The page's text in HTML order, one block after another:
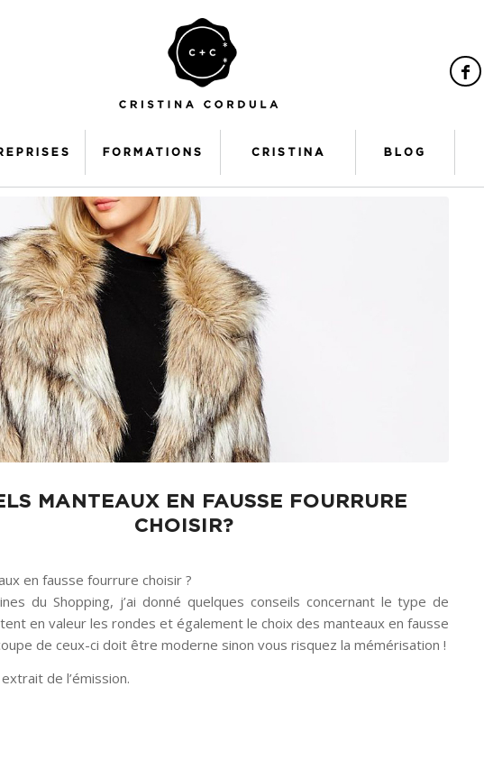
FORMATIONS CRISTINA BLOG
MANTEAUX EN FAUSSE FOURRURE
CHOISIR?
en fausse fourrure choisir ?
du Shopping, j’ai donné quelques conseils concernant le type de
en valeur les rondes et également le choix des manteaux en fausse
de ceux-ci doit être moderne sinon vous risquez la mémérisation !
de l’émission.